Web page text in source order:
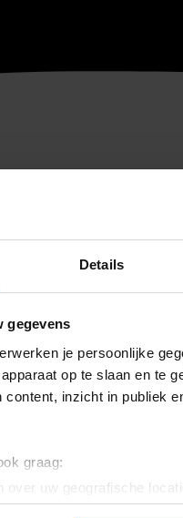
Details
gegevens
je persoonlijke
op te slaan en te
content, inzicht in publiek
graag:
over uw geografische
door het actief te